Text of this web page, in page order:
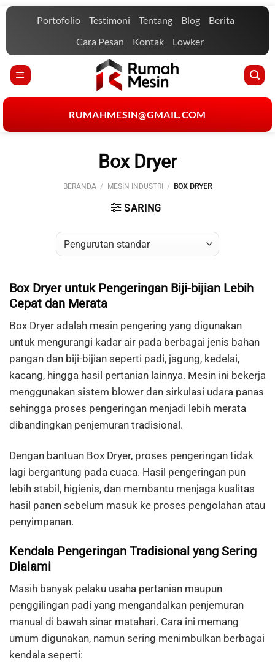
Skip
Portofolio Testimoni Tentang Blog
Berita
Cara Pesan
Kontak Lowker
RUMAHMESIN@GMAIL.COM
Box Dryer
BERANDA / MESIN INDUSTRI / BOX DRYER
SARING
Box Dryer untuk Pengeringan Biji-bijian Lebih
Cepat dan Merata
Box Dryer adalah mesin pengering yang digunakan
untuk mengurangi kadar air pada berbagai jenis bahan
pangan dan biji-bijian seperti padi, jagung, kedelai,
kacang, hingga hasil pertanian lainnya. Mesin ini bekerja
menggunakan sistem blower dan sirkulasi udara panas
sehingga proses pengeringan menjadi lebih merata
dibandingkan penjemuran tradisional.
Dengan bantuan Box Dryer, proses pengeringan tidak
lagi bergantung pada cuaca. Hasil pengeringan pun
lebih stabil, higienis, dan membantu menjaga kualitas
hasil panen sebelum masuk ke proses pengolahan atau
penyimpanan.
Kendala Pengeringan Tradisional yang Sering
Dialami
Masih banyak pelaku usaha pertanian maupun
penggilingan padi yang mengandalkan penjemuran
manual di bawah sinar matahari. Cara ini memang
umum digunakan, namun sering menimbulkan berbagai
kendala seperti: